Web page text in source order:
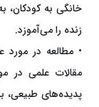
خانگی به کودکان،
زنده را می‌آموزد.
• مطالعه در مورد
مقالات علمی در
پدیده‌های طبیعی،